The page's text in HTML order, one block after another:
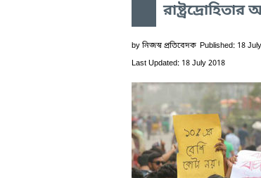
by নিজস্ব প্রতিবেদক Published: 18
Last Updated: 18 July 2018